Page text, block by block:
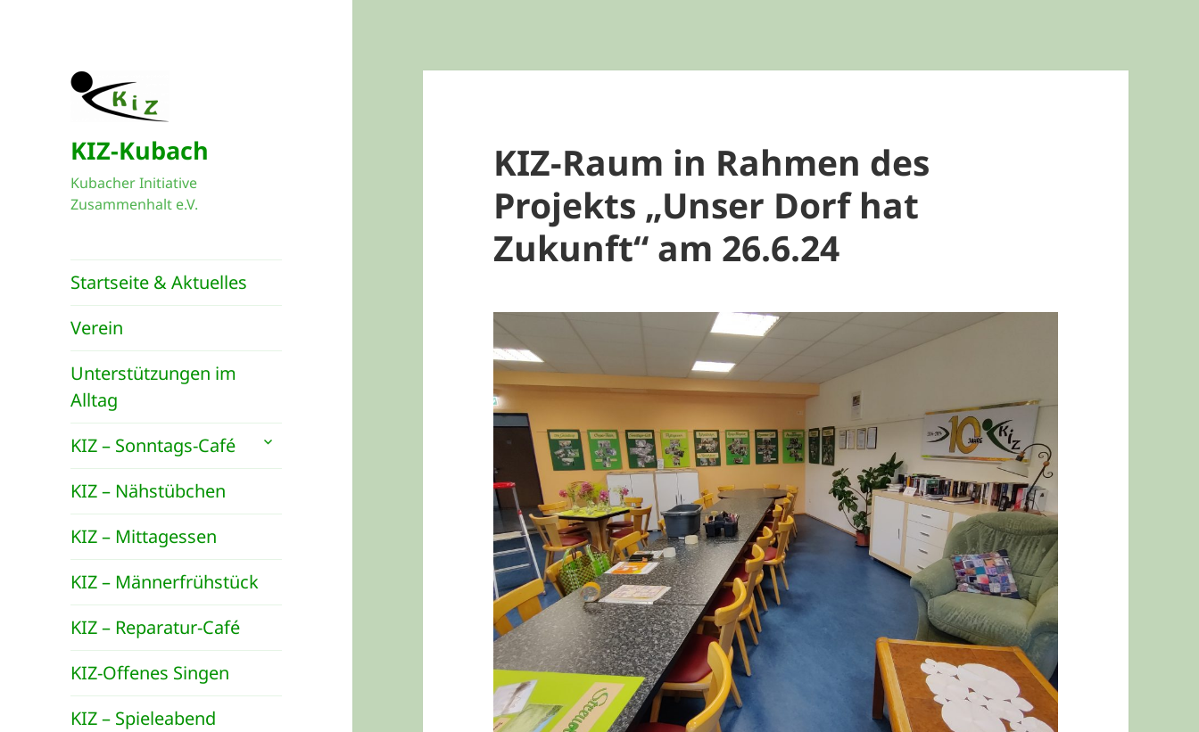
KIZ-Kubach
Kubacher Initiative
Zusammenhalt e.V.
Startseite & Aktuelles
Verein
Unterstützungen im
Alltag
KIZ – Sonntags-Café
untermenü
KIZ – Nähstübchen
KIZ – Mittagessen
KIZ – Männerfrühstück
KIZ – Reparatur-Café
KIZ-Offenes Singen
KIZ – Spieleabend
KIZ-Raum in Rahmen des
Projekts „Unser Dorf hat
Zukunft“ am 26.6.24